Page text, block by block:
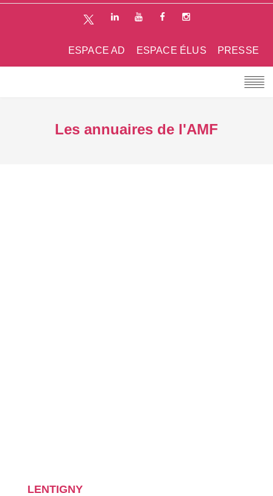
PRESSE
ESPACE ÉLUS
ESPACE AD
Les annuaires de l'AMF
LENTIGNY